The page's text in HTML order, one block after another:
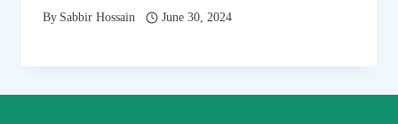
By Sabbir Hossain June 30, 2024